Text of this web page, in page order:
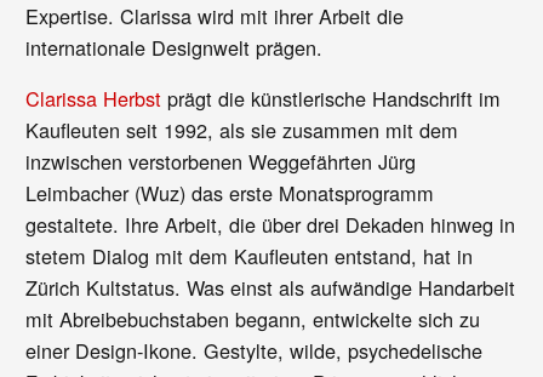
Expertise. Clarissa wird mit ihrer Arbeit die
internationale Designwelt prägen.
Clarissa Herbst prägt die künstlerische Handschrift im
Kaufleuten seit 1992, als sie zusammen mit dem
inzwischen verstorbenen Weggefährten Jürg
Leimbacher (Wuz) das erste Monatsprogramm
gestaltete. Ihre Arbeit, die über drei Dekaden hinweg in
stetem Dialog mit dem Kaufleuten entstand, hat in
Zürich Kultstatus. Was einst als aufwändige Handarbeit
mit Abreibebuchstaben begann, entwickelte sich zu
einer Design-Ikone. Gestylte, wilde, psychedelische